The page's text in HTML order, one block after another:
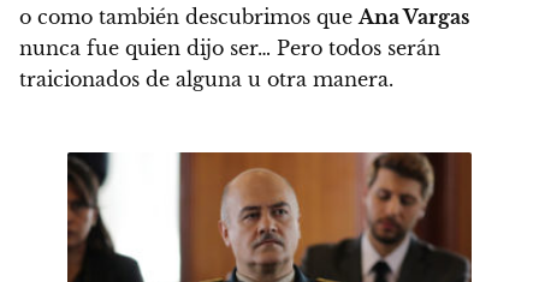
o como también descubrimos queAna Vargas
nunca fue quien dijo ser… Pero todos serán
traicionados de alguna u otra manera.